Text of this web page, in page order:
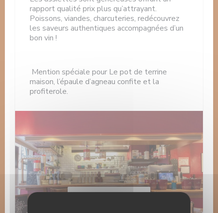
rapport qualité prix plus qu’attrayant.
Poissons, viandes, charcuteries, redécouvrez
les saveurs authentiques accompagnées d’un
bon vin !
Mention spéciale pour Le pot de terrine
maison, l’épaule d’agneau confite et la
profiterole.